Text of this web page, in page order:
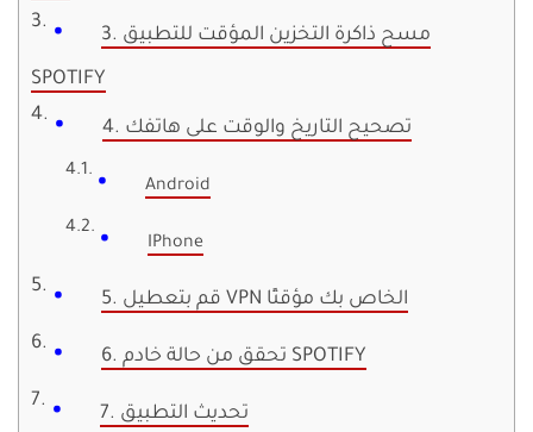
3. مسح ذاكرة التخزين المؤقت للتطبيق
SPOTIFY
4. تصحيح التاريخ والوقت على هاتفك
Android
IPhone
5. قم بتعطيل VPN الخاص بك مؤقتًا
6. تحقق من حالة خادم SPOTIFY
7. تحديث التطبيق